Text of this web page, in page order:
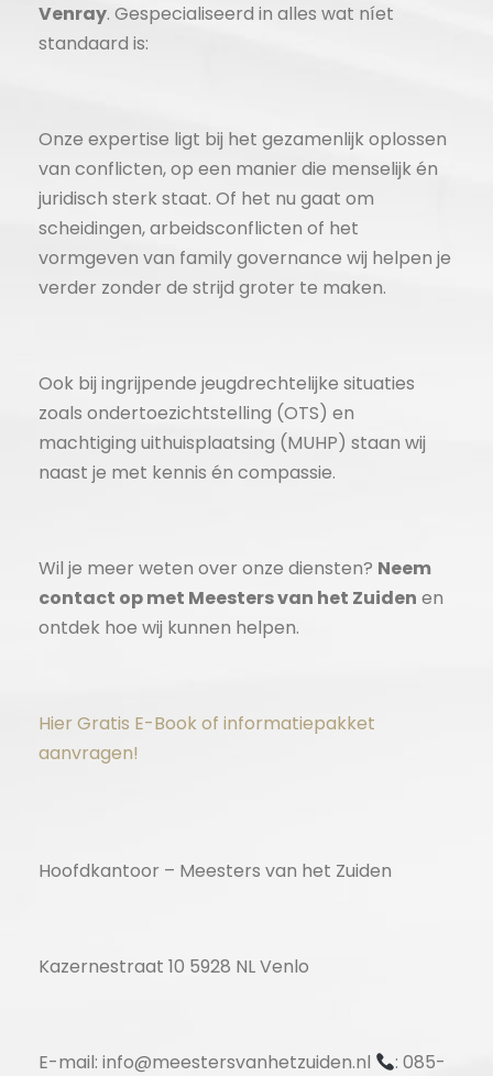
Venray. Gespecialiseerd in alles wat níet
standaard is:
Onze expertise ligt bij het gezamenlijk oplossen
van conflicten, op een manier die menselijk én
juridisch sterk staat. Of het nu gaat om
scheidingen, arbeidsconflicten of het
vormgeven van family governance wij helpen je
verder zonder de strijd groter te maken.
Ook bij ingrijpende jeugdrechtelijke situaties
zoals ondertoezichtstelling (OTS) en
machtiging uithuisplaatsing (MUHP) staan wij
naast je met kennis én compassie.
Wil je meer weten over onze diensten? Neem
contact op met Meesters van het Zuiden en
ontdek hoe wij kunnen helpen.
Hier Gratis E-Book of informatiepakket
aanvragen!
Hoofdkantoor – Meesters van het Zuiden
Kazernestraat 10 5928 NL Venlo
E-mail: info@meestersvanhetzuiden.nl
: 085-